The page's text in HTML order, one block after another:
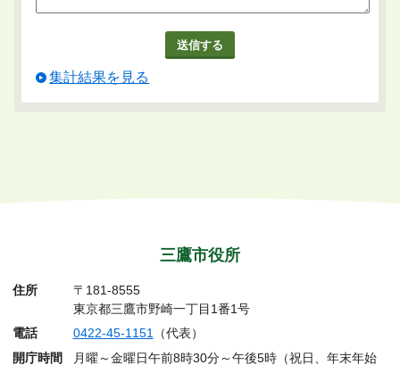
集計結果を見る
三鷹市役所
住所
〒181-8555
東京都三鷹市野崎一丁目1番1号
電話
0422-45-1151（代表）
開庁時間
月曜～金曜日午前8時30分～午後5時（祝日、年末年始